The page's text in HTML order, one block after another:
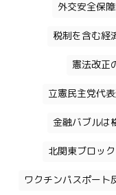
外交安全保
税制を含む経
憲法改正
立憲民主党代
金融バブルは
北関東ブロック
ワクチンパスポート